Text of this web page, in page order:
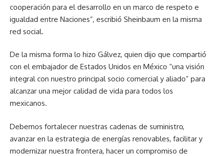
cooperación para el desarrollo en un marco de respeto e
igualdad entre Naciones”, escribió Sheinbaum en la misma
red social.
De la misma forma lo hizo Gálvez, quien dijo que compartió
con el embajador de Estados Unidos en México “una visión
integral con nuestro principal socio comercial y aliado” para
alcanzar una mejor calidad de vida para todos los
mexicanos.
Debemos fortalecer nuestras cadenas de suministro,
avanzar en la estrategia de energías renovables, facilitar y
modernizar nuestra frontera, hacer un compromiso de